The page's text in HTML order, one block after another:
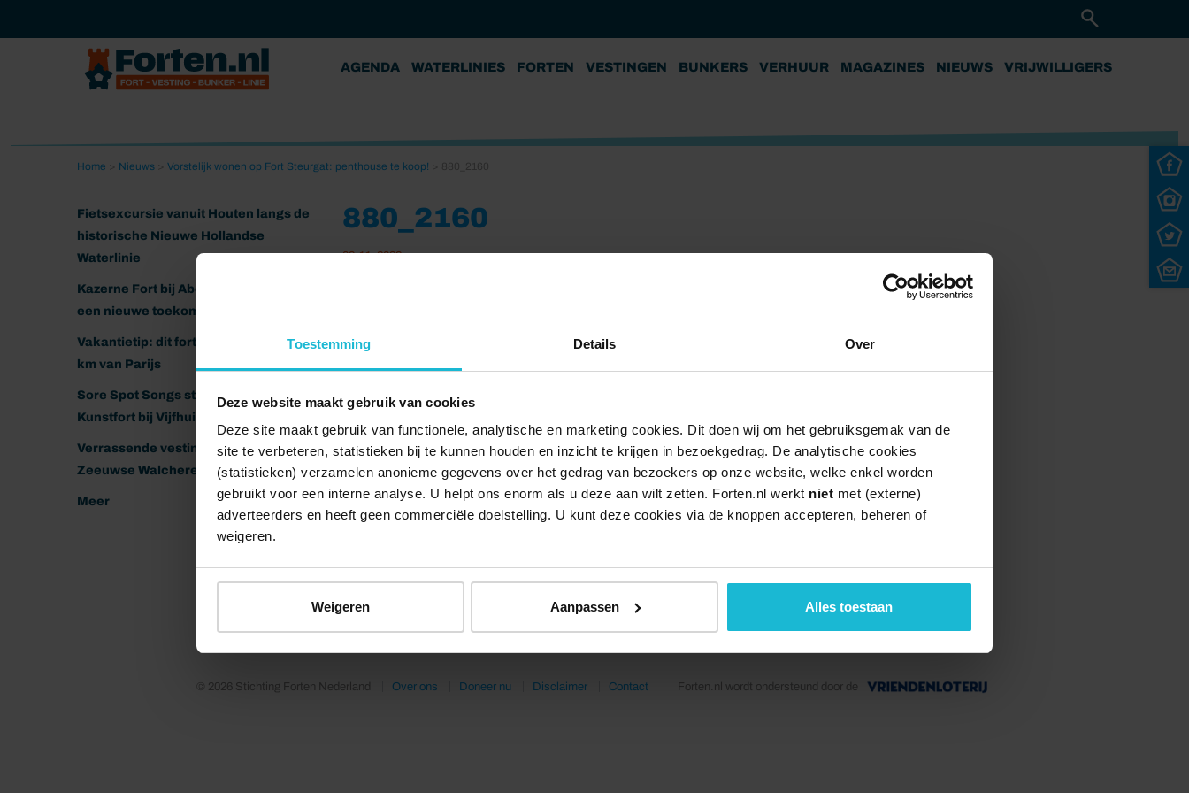
Toestemming Details Over
Deze website maakt gebruik van cookies
Deze site maakt gebruik van functionele, analytische en marketing cookies. Dit doen wij om het gebruiksgemak van de
site te verbeteren, statistieken bij te kunnen houden en inzicht te krijgen in bezoekgedrag. De analytische cookies
(statistieken) verzamelen anonieme gegevens over het gedrag van bezoekers op onze website, welke enkel worden
gebruikt voor een interne analyse. U helpt ons enorm als u deze aan wilt zetten. Forten.nl werkt niet met (externe)
adverteerders en heeft geen commerciële doelstelling. U kunt deze cookies via de knoppen accepteren, beheren of
weigeren.
Weigeren Aanpassen Alles toestaan
AGENDA WATERLINIES FORTEN VESTINGEN BUNKERS VERHUUR MAGAZINES NIEUWS VRIJWILLIGERS
Home Nieuws Vorstelijk wonen op Fort Steurgat: penthouse te koop!
Fietsexcursie vanuit Houten langs de
historische Nieuwe Hollandse
Waterlinie
Kazerne Fort bij Abcoude klaar voor
een nieuwe toekomst
Vakantietip: dit fort ligt nog geen 20
km van Parijs
Sore Spot Songs strijkt neer op het
Kunstfort bij Vijfhuizen
Verrassende vestingen van het
Zeeuwse Walcheren
Meer
880_2160
08-11-2022
© 2026 Stichting Forten Nederland Over ons Doneer nu Disclaimer Contact Forten.nl wordt ondersteund door de